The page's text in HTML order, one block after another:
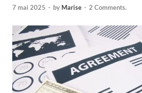
7 mai 2025 - by Marise - 2 Comments.